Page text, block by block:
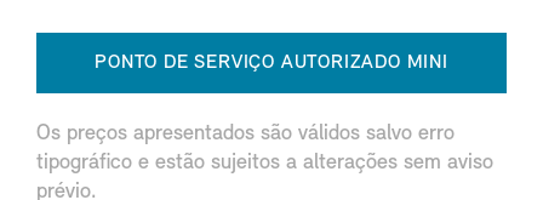
PONTO DE SERVIÇO AUTORIZADO MINI
Os preços apresentados são válidos salvo erro
tipográfico e estão sujeitos a alterações sem aviso
prévio.